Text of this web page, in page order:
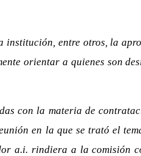
institución, entre otros, la
orientar a quienes son
con la materia de
en la que se trató el
a.i. rindiera a la comisión